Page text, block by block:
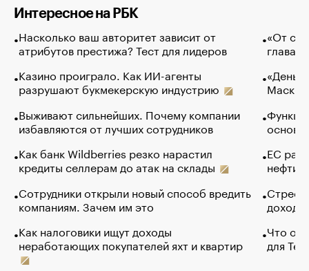
Интересное на РБК
Насколько ваш авторитет зависит от
атрибутов престижа? Тест для лидеров
Казино проиграло. Как ИИ-агенты
разрушают букмекерскую индустрию
Выживают сильнейших. Почему компании
избавляются от лучших сотрудников
Как банк Wildberries резко нарастил
кредиты селлерам до атак на склады
Сотрудники открыли новый способ вредить
компаниям. Зачем им это
Как налоговики ищут доходы
неработающих покупателей яхт и квартир
«От
глава
Маск в
основ
ЕС
нефти
Что
для